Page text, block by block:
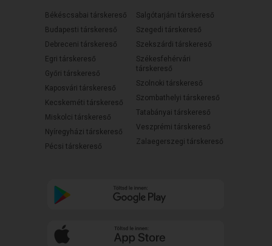
Békéscsabai társkereső
Budapesti társkereső
Debreceni társkereső
Egri társkereső
Győri társkereső
Kaposvári társkereső
Kecskeméti társkereső
Miskolci társkereső
Nyíregyházi társkereső
Pécsi társkereső
Salgótarjáni társkereső
Szegedi társkereső
Szekszárdi társkereső
Székesfehérvári
társkereső
Szolnoki társkereső
Szombathelyi társkereső
Tatabányai társkereső
Veszprémi társkereső
Zalaegerszegi társkereső